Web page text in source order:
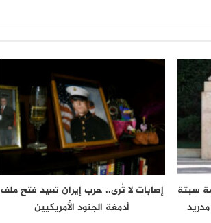
سبتة
إصابات لا تُرى.. حرب إيران تعيد فتح ملف
أدمغة الجنود الأمريكيين